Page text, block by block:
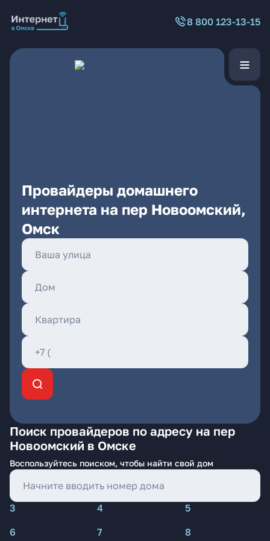
8 800 123-13-15
Провайдеры домашнего
интернета на пер Новоомский,
Омск
Поиск провайдеров по адресу на пер
Новоомский в Омске
Воспользуйтесь поиском, чтобы найти свой дом
3 4
5
6
7
8